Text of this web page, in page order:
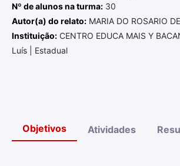
Nº de alunos na turma: 30
Autor(a) do relato: MARIA DO ROSARIO
Instituição: CENTRO EDUCA MAIS Y
Luís | Estadual
Objetivos Atividades